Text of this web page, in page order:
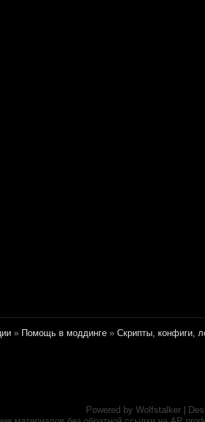
» Помощь в моддинге » Скрипты, конфиги,
Powered by Wolfstalker |